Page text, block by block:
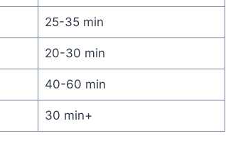
25-35 min
20-30 min
40-60 min
30 min+